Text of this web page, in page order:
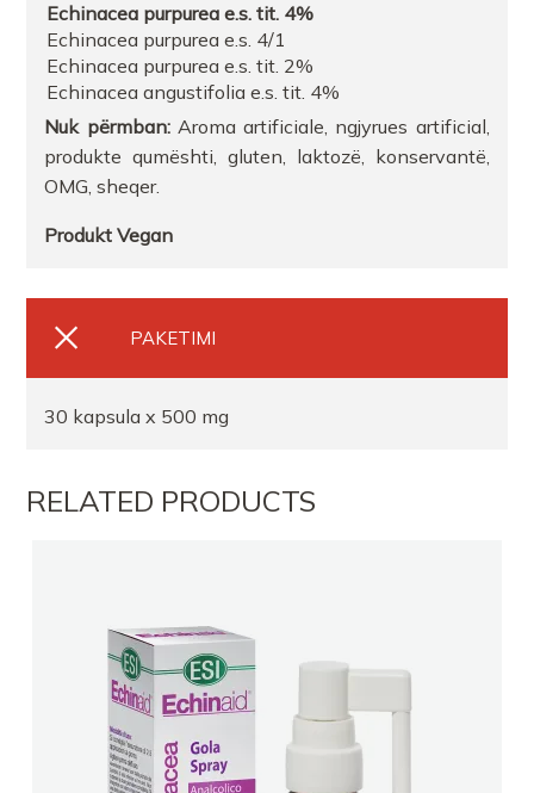
Echinacea purpurea e.s. tit. 4%
Echinacea purpurea e.s. 4/1
Echinacea purpurea e.s. tit. 2%
Echinacea angustifolia e.s. tit. 4%
Nuk përmban:Aroma artificiale, ngjyrues artificial,
produkte qumështi, gluten, laktozë, konservantë,
OMG, sheqer.
Produkt Vegan
PAKETIMI
30 kapsula x 500 mg
RELATED PRODUCTS